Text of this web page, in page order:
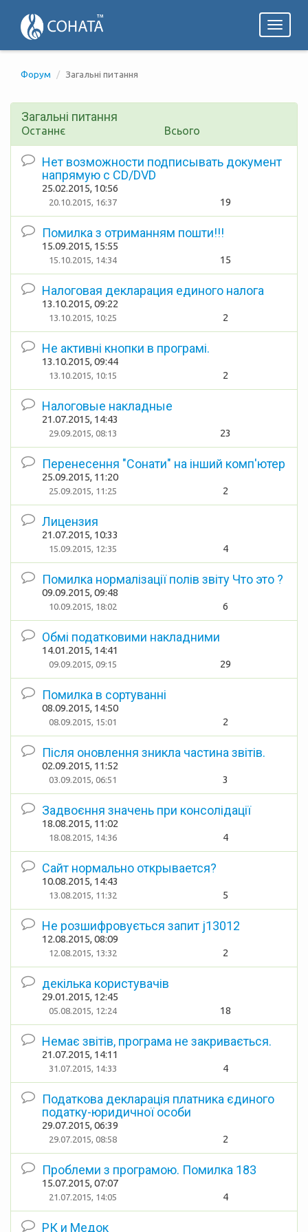
Toggle
Форум Загальні питання
Загальні питання
Останнє Всього
Нет возможности подписывать документ
напрямую с CD/DVD
25.02.2015, 10:56
20.10.2015, 16:37 19
Помилка з отриманням пошти!!!
15.09.2015, 15:55
15.10.2015, 14:34 15
Налоговая декларация единого налога
13.10.2015, 09:22
13.10.2015, 10:25 2
Не активні кнопки в програмі.
13.10.2015, 09:44
13.10.2015, 10:15 2
Налоговые накладные
21.07.2015, 14:43
29.09.2015, 08:13 23
Перенесення "Сонати" на інший комп'ютер
25.09.2015, 11:20
25.09.2015, 11:25 2
Лицензия
21.07.2015, 10:33
15.09.2015, 12:35 4
Помилка нормалізації полів звіту Что это ?
09.09.2015, 09:48
10.09.2015, 18:02 6
Обмі податковими накладними
14.01.2015, 14:41
09.09.2015, 09:15 29
Помилка в сортуванні
08.09.2015, 14:50
08.09.2015, 15:01 2
Після оновлення зникла частина звітів.
02.09.2015, 11:52
03.09.2015, 06:51 3
Задвоєння значень при консолідації
18.08.2015, 11:02
18.08.2015, 14:36 4
Cайт нормально открывается?
10.08.2015, 14:43
13.08.2015, 11:32 5
Не розшифровується запит j13012
12.08.2015, 08:09
12.08.2015, 13:32 2
декілька користувачів
29.01.2015, 12:45
05.08.2015, 12:24 18
Немає звітів, програма не закривається.
21.07.2015, 14:11
31.07.2015, 14:33 4
Податкова декларація платника єдиного
податку-юридичної особи
29.07.2015, 06:39
29.07.2015, 08:58 2
Проблеми з програмою. Помилка 183
15.07.2015, 07:07
21.07.2015, 14:05 4
РК и Медок